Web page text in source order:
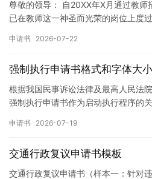
尊敬的领导： 自20XX年X月通过教师
已在教师这一神圣而光荣的岗位上度
申请书 2026-07-22
强制执行申请书格式和字体大小
根据我国民事诉讼法律及最高人民法
强制执行申请书作为启动执行程序的
纸张与…
申请书 2026-07-19
交通行政复议申请书模板
交通行政复议申请书（样本一：针对